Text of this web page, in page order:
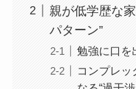
親が低学歴な
パターン”
勉強に口を
コンプレッ